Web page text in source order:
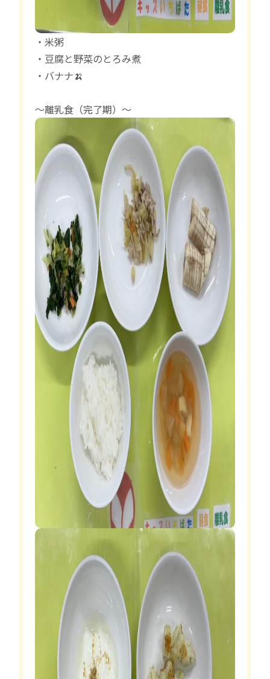
・米粥
・豆腐と野菜のとろみ煮
・バナナ🍌
〜離乳食（完了期）〜